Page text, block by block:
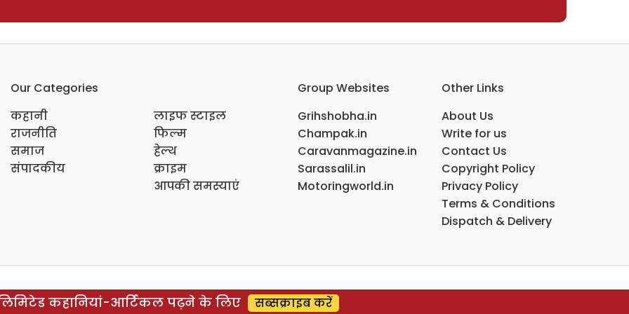
Our Categories
कहानी
राजनीति
समाज
संपादकीय
लाइफ स्टाइल
फिल्म
हेल्थ
क्राइम
आपकी समस्याएं
Group Websites
Grihshobha.in
Champak.in
Caravanmagazine.in
Sarassalil.in
Motoringworld.in
Other Links
About Us
Write for us
Contact Us
Copyright Policy
Privacy Policy
Terms & Conditions
Dispatch & Delivery
कहानियां-आर्टिकल पढ़ने के लिए सब्सक्राइब करें